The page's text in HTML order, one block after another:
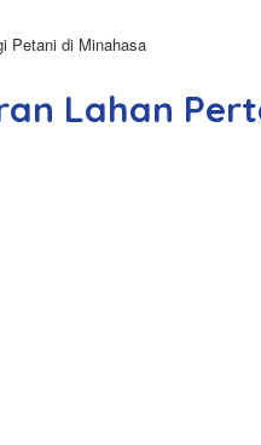
Petani di Minahasa
Lahan